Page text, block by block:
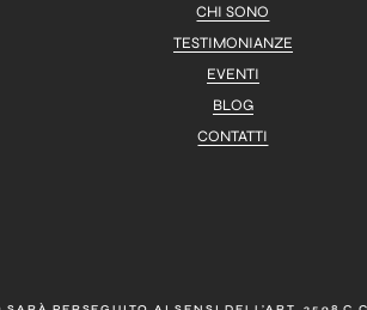
CHI SONO
TESTIMONIANZE
EVENTI
BLOG
CONTATTI